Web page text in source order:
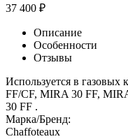
37 400 ₽
Описание
Особенности
Отзывы
Используется в газовых
FF/CF, MIRA 30 FF,
30 FF .
Марка/Бренд:
Chaffoteaux